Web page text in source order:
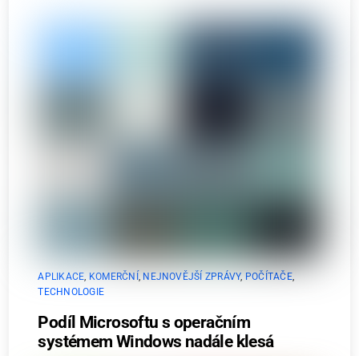
APLIKACE KOMERČNÍ, NEJNOVĚJŠÍ ZPRÁVY, POČÍTAČE,
TECHNOLOGIE
Podíl Microsoftu s operačním
systémem Windows nadále klesá